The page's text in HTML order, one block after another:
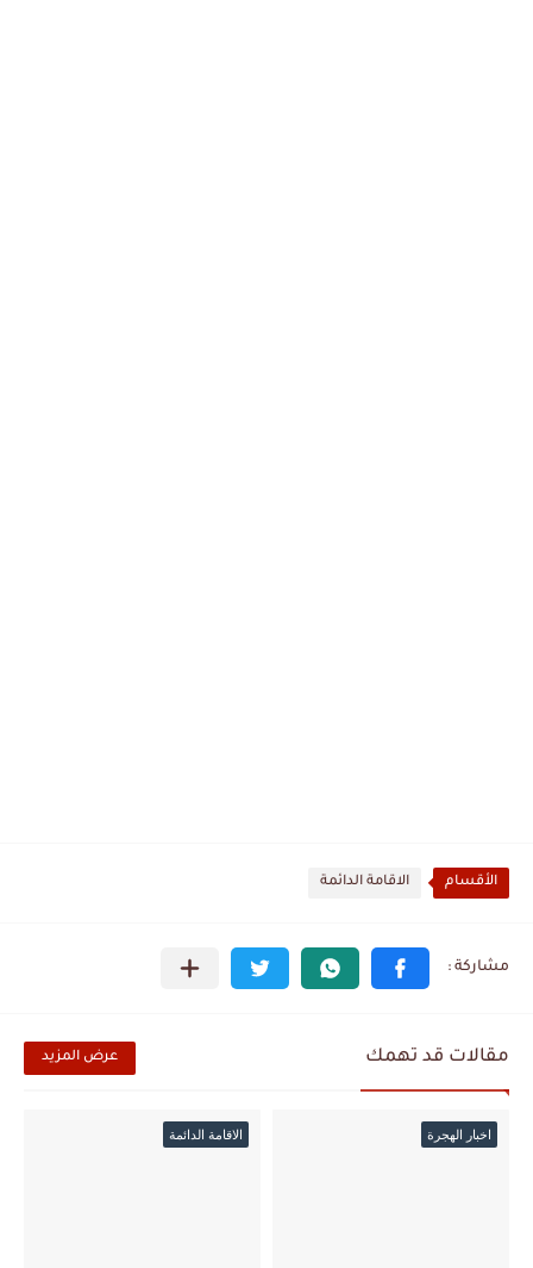
الأقسام الاقامة الدائمة
مقالات قد تهمك عرض المزيد
اخبار الهجرة الاقامة الدائمة